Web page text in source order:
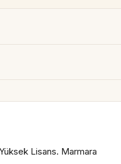
Lisans. Marmara